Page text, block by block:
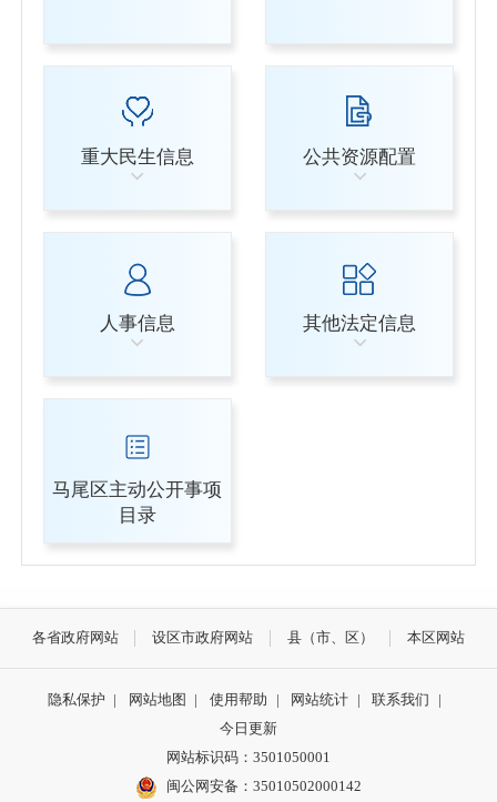
重大民生信息 公共资源配置
人事信息 其他法定信息
马尾区主动公开事项
目录
各省政府网站 设区市政府网站 县（市、区） 本区网站
隐私保护 | 网站地图 | 使用帮助 | 网站统计 | 联系我们
|
今日更新
网站标识码：3501050001
闽公网安备：35010502000142